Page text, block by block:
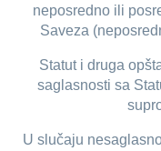
neposredno ili
Saveza
Statut i druga
saglasnosti sa
U slučaju